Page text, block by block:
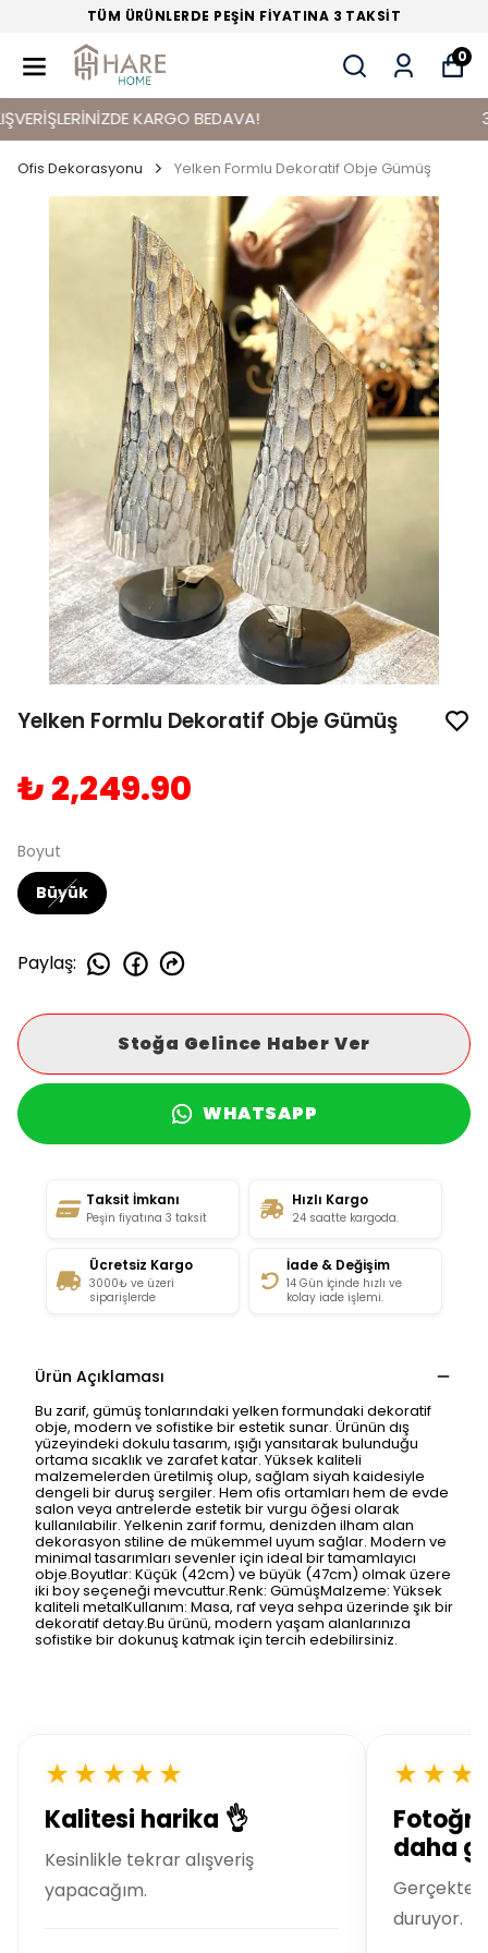
TÜM ÜRÜNLERDE PEŞİN FİYATINA 3 TAKSİT
0
KARGO BEDAVA!
Ofis Dekorasyonu Yelken Formlu Dekoratif Obje Gümüş
Yelken Formlu Dekoratif Obje Gümüş
₺ 2,249.90
Boyut
Büyük
Paylaş:
Stoğa Gelince Haber Ver
WHATSAPP
Taksit İmkanı
Peşin fiyatına 3 taksit
Hızlı Kargo
24 saatte kargoda.
Ücretsiz Kargo
3000₺ ve üzeri
siparişlerde
İade & Değişim
14 Gün İçinde hızlı ve
kolay iade işlemi.
Ürün Açıklaması
Bu zarif, gümüş tonlarındaki yelken formundaki dekoratif
obje, modern ve sofistike bir estetik sunar. Ürünün dış
yüzeyindeki dokulu tasarım, ışığı yansıtarak bulunduğu
ortama sıcaklık ve zarafet katar. Yüksek kaliteli
malzemelerden üretilmiş olup, sağlam siyah kaidesiyle
dengeli bir duruş sergiler. Hem ofis ortamları hem de evde
salon veya antrelerde estetik bir vurgu öğesi olarak
kullanılabilir. Yelkenin zarif formu, denizden ilham alan
dekorasyon stiline de mükemmel uyum sağlar. Modern ve
minimal tasarımları sevenler için ideal bir tamamlayıcı
obje.Boyutlar: Küçük (42cm) ve büyük (47cm) olmak üzere
iki boy seçeneği mevcuttur.Renk: GümüşMalzeme: Yüksek
kaliteli metalKullanım: Masa, raf veya sehpa üzerinde şık bir
dekoratif detay.Bu ürünü, modern yaşam alanlarınıza
sofistike bir dokunuş katmak için tercih edebilirsiniz.
★★★★★
Kalitesi harika 👌
Kesinlikle tekrar alışveriş
yapacağım.
daha
Gerçekte
duruyor.